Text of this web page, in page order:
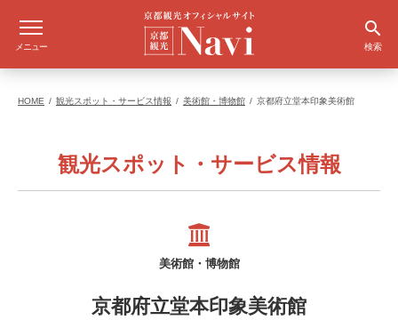
メニュー 検索
HOME 観光スポット・サービス情報 美術館・博物館 京都府立堂本印象美術館
観光スポット・サービス情報
美術館・博物館
京都府立堂本印象美術館